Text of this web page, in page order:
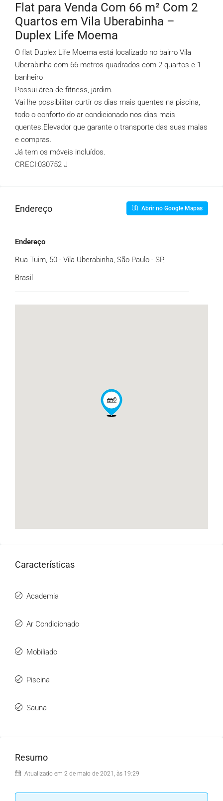
Flat para Venda Com 66 m² Com 2
Quartos em Vila Uberabinha –
Duplex Life Moema
O flat Duplex Life Moema está localizado no bairro Vila
Uberabinha com 66 metros quadrados com 2 quartos e 1
banheiro
Possui área de fitness, jardim.
Vai lhe possibilitar curtir os dias mais quentes na piscina,
todo o conforto do ar condicionado nos dias mais
quentes.Elevador que garante o transporte das suas malas
e compras.
Já tem os móveis incluídos.
CRECI:030752 J
Endereço Abrir no Google Mapas
Endereço
Rua Tuim, 50 - Vila Uberabinha, São Paulo - SP,
Brasil
Características
Academia
Ar Condicionado
Mobiliado
Piscina
Sauna
Resumo
Atualizado em 2 de maio de 2021, às 19:29